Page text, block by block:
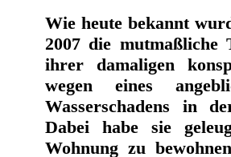
Wie heute bekannt
2007 die
ihrer damaligen
wegen eines
Wasserschadens in
Dabei habe sie
Wohnung zu